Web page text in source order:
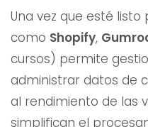
Una vez que esté
como Shopify,
cursos) permite
administrar datos de
al rendimiento de las
simplifican el